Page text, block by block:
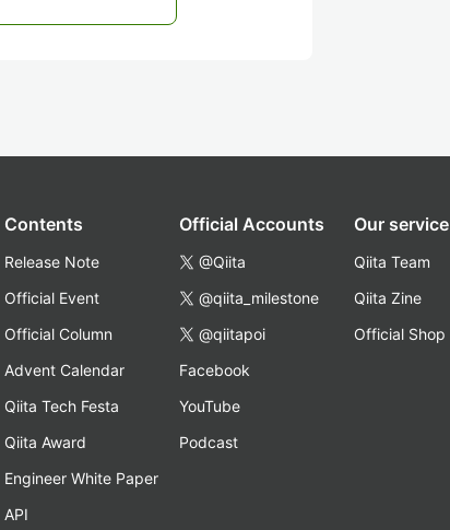
Contents
Release Note
Official Event
Official Column
Advent Calendar
Qiita Tech Festa
Qiita Award
Engineer White Paper
API
Official Accounts
@Qiita
@qiita_milestone
@qiitapoi
Facebook
YouTube
Podcast
Our service
Qiita Team
Qiita Zine
Official Shop